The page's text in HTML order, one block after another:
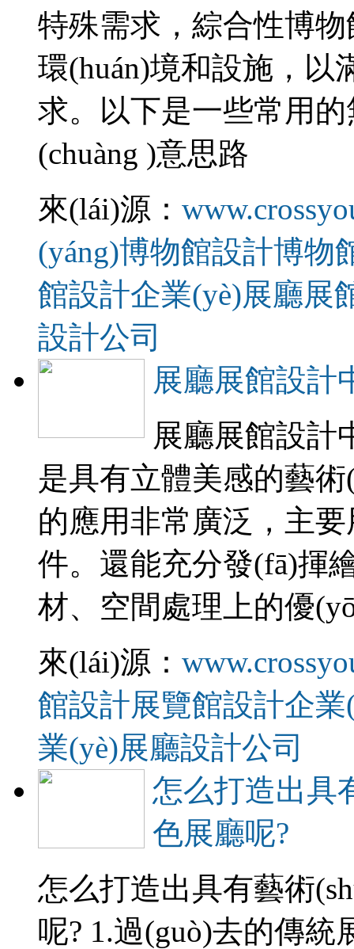
特殊需求，綜合性
環(huán)境和設施，
求。以下是一些常用
(chuàng )意思路
來(lái)源：
(yáng)博物館設計博物
館設計企業(yè)展廳展
設計公司
展廳展館設計
展廳展館設計
是具有立體美感的藝術
的應用非常廣泛，主要用
件。還能充分發(fā)揮
材、空間處理上的優
來(lái)源：
館設計展覽館設計企業
業(yè)展廳設計公司
怎么打造出具
色展廳呢?
怎么打造出具有藝術
呢? 1.過(guò)去的傳統